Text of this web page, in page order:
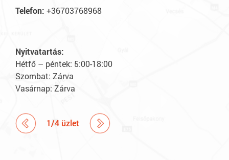
Telefon: +36703768968
Nyitvatartás:
Hétfő – péntek: 5:00-18:00
Szombat: Zárva
Vasárnap: Zárva
1/4 üzlet